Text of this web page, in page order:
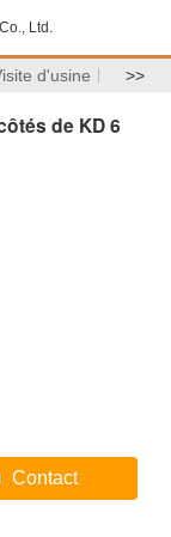
Ltd.
d'usine >>
de KD 6
Contact